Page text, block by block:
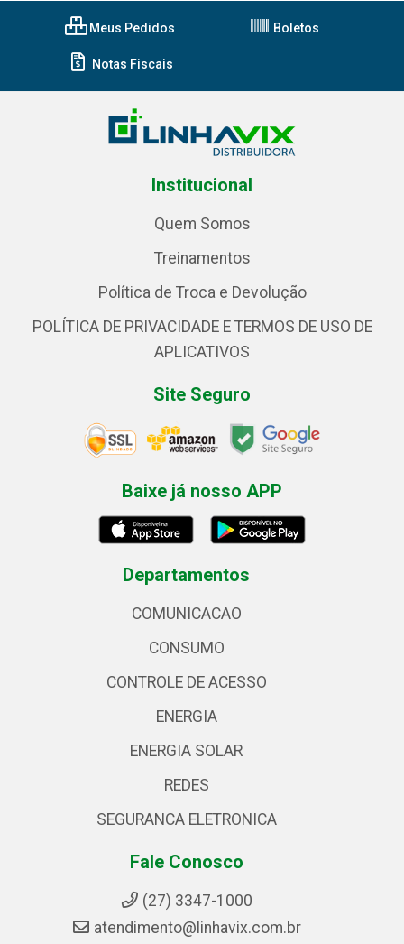
Meus Pedidos Boletos
Notas Fiscais
Institucional
Quem Somos
Treinamentos
Política de Troca e Devolução
POLÍTICA DE PRIVACIDADE E TERMOS DE USO DE
APLICATIVOS
Site Seguro
Baixe já nosso APP
Departamentos
COMUNICACAO
CONSUMO
CONTROLE DE ACESSO
ENERGIA
ENERGIA SOLAR
REDES
SEGURANCA ELETRONICA
Fale Conosco
(27) 3347-1000
atendimento@linhavix.com.br